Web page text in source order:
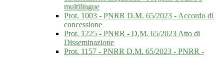
multilingue
Prot. 1003 - PNRR D.M. 65/2023 - Accordo di
concessione
Prot. 1225 - PNRR - D.M. 65/2023 Atto di
Disseminazione
Prot. 1157 - PNRR D.M. 65/2023 - PNRR -